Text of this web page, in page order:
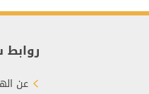
عن